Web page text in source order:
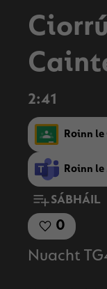
2:41
Roinn le
Roinn le
SÁBHÁIL
0
Nuacht